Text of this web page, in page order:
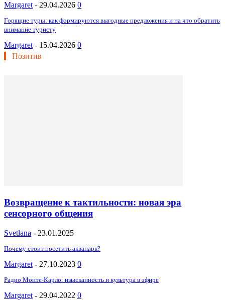
Margaret - 29.04.2026 0
Горящие туры: как формируются выгодные предложения и на что обратить
внимание туристу
Margaret - 15.04.2026 0
Позитив
Возвращение к тактильности: новая эра
сенсорного общения
Svetlana - 23.01.2025
Почему стоит посетить аквапарк?
Margaret - 27.10.2023 0
Радио Монте-Карло: изысканность и культура в эфире
Margaret - 29.04.2022 0